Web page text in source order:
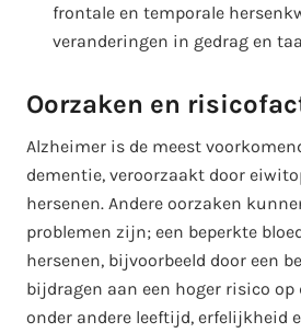
frontale en temporale
veranderingen in gedrag en
Oorzaken en
Alzheimer is de meest
dementie, veroorzaakt door
hersenen. Andere oorzaken
problemen zijn; een beperkte
hersenen, bijvoorbeeld door een
bijdragen aan een hoger risico
onder andere leeftijd, erfelijkheid